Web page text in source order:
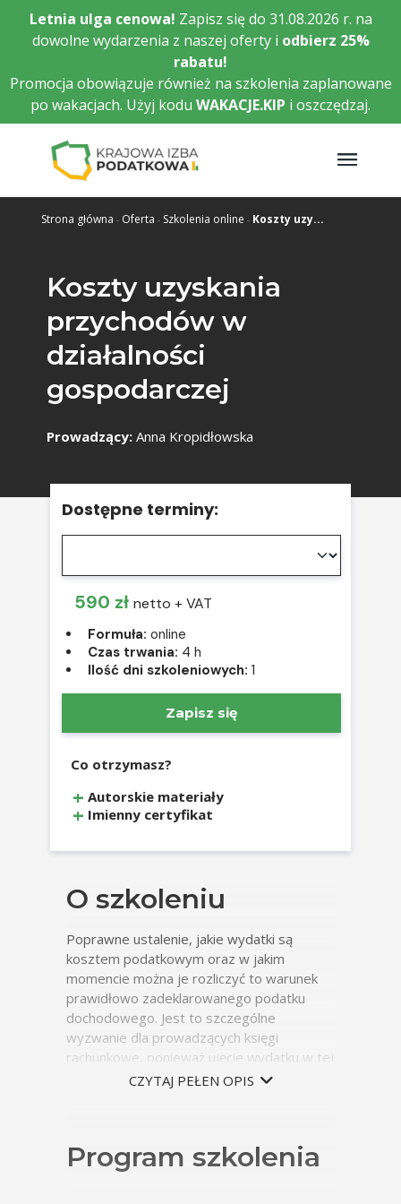
Przejdź
treści
Letnia ulga cenowa! Zapisz się do 31.08.2026 r. na
dowolne wydarzenia z naszej oferty i odbierz 25%
rabatu!
Promocja obowiązuje również na szkolenia zaplanowane
po wakacjach. Użyj kodu WAKACJE.KIP i oszczędzaj.
Strona główna Oferta Szkolenia online Koszty uzy...
Koszty uzyskania
przychodów w
działalności
gospodarczej
Prowadzący: Anna Kropidłowska
Dostępne terminy:
590 zł netto + VAT
Formuła: online
Czas trwania: 4 h
Ilość dni szkoleniowych: 1
Zapisz się
Co otrzymasz?
Autorskie materiały
Imienny certyfikat
O szkoleniu
Poprawne ustalenie, jakie wydatki są
kosztem podatkowym oraz w jakim
momencie można je rozliczyć to warunek
prawidłowo zadeklarowanego podatku
dochodowego. Jest to szczególne
wyzwanie dla prowadzących księgi
rachunkowe, ponieważ ujęcie wydatku w tej
ewidencji nie oznacza, że w tym samym
ze sobą sprzeczne. Szkolenie ma na celu
pokazanie, jak mimo wszystkich tych
CZYTAJ PEŁEN OPIS
Program szkolenia